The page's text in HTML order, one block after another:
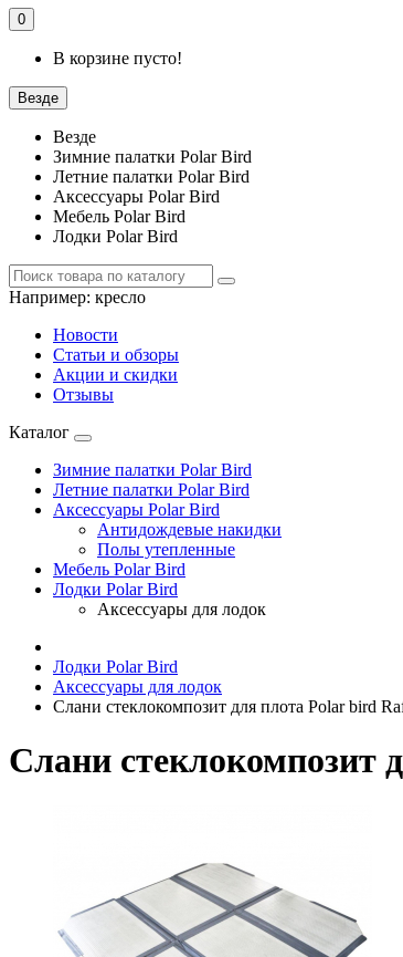
0
В корзине пусто!
Везде
Везде
Зимние палатки Polar Bird
Летние палатки Polar Bird
Аксессуары Polar Bird
Мебель Polar Bird
Лодки Polar Bird
Например: кресло
Новости
Статьи и обзоры
Акции и скидки
Отзывы
Каталог
Зимние палатки Polar Bird
Летние палатки Polar Bird
Аксессуары Polar Bird
Антидождевые накидки
Полы утепленные
Мебель Polar Bird
Лодки Polar Bird
Аксессуары для лодок
Лодки Polar Bird
Аксессуары для лодок
Слани стеклокомпозит для плота Polar bird
Слани стеклокомпозит